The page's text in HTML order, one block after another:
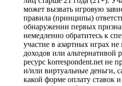
может вызвать игровую
правила (принципы)
обнаружении первых
немедленно обратитесь к
участие в азартных играх
доходов или
ресурс korrespondent.net не
и/или виртуальные деньги,
какой форме оплату ставок